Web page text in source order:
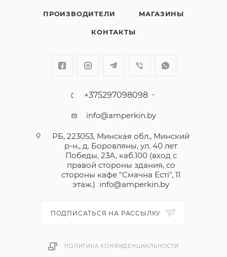
ПРОИЗВОДИТЕЛИ МАГАЗИНЫ
КОНТАКТЫ
+375297098098
info@amperkin.by
РБ, 223053, Минская обл., Минский
р-н., д. Боровляны, ул. 40 лет
Победы, 23А, каб.100 (вход с
правой стороны здания, со
стороны кафе "Смачна Естi", 11
этаж.) info@amperkin.by
ПОДПИСАТЬСЯ НА РАССЫЛКУ
ПОЛИТИКА КОНФИДЕНЦИАЛЬНОСТИ